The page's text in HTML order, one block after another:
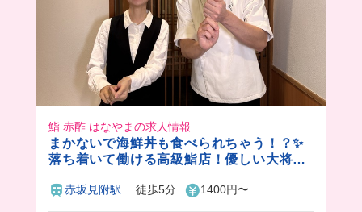
鮨 赤酢 はなやまの求人情報
まかないで海鮮丼も食べられちゃう！？✨
落ち着いて働ける高級鮨店！優しい大将な
赤坂見附駅 徒歩5分 1400円〜